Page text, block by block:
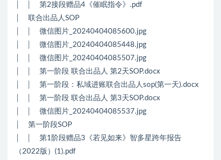
│ │ 第2接段赠品4《催眠指令》.pdf
│ 联合出品人SOP
│ │ 微信图片_20240404085600.jpg
│ │ 微信图片_20240404085448.jpg
│ │ 微信图片_20240404085507.jpg
│ │ 第一阶段 联合出品人 第2天SOP.docx
│ │ 第一阶段：私域进账联合出品人sop(第一天).docx
│ │ 第一阶段 联合出品人 第3天SOP.docx
│ │ 微信图片_20240404085537.jpg
│ 第一阶段SOP
│ │ 第1阶段赠品3《若见如来》智多星跨年报告
（2022版）(1).pdf